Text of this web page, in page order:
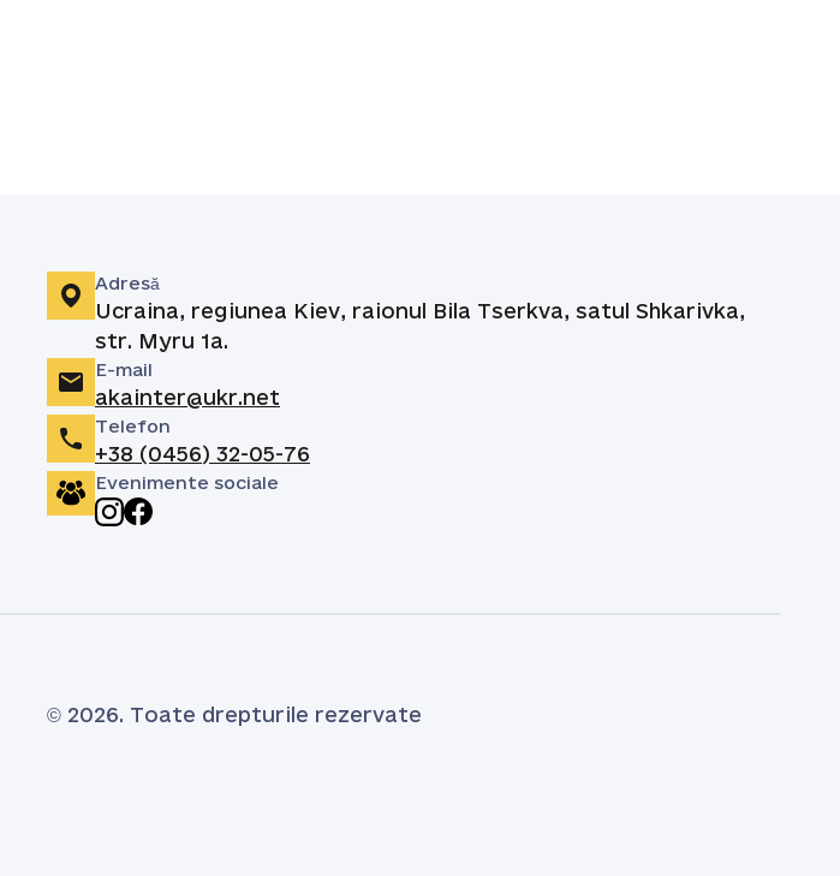
Adresă
Ucraina, regiunea Kiev, raionul Bila Tserkva, satul Shkarivka,
str. Myru 1a.
E-mail
akainter@ukr.net
Telefon
+38 (0456) 32-05-76
Evenimente sociale
© 2026. Toate drepturile rezervate